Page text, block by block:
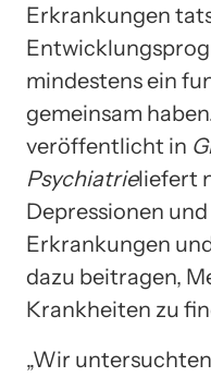
Erkrankungen
mindestens ein
gemeinsam
veröffentlicht in
Psychiatrieliefert
Depressionen
Erkrankungen
dazu beitragen,
Krankheiten zu
„Wir